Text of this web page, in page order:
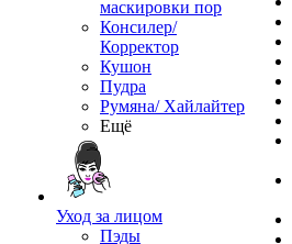
маскировки пор
Консилер/
Корректор
Кушон
Пудра
Румяна/ Хайлайтер
Ещё
Уход за лицом
Пэды